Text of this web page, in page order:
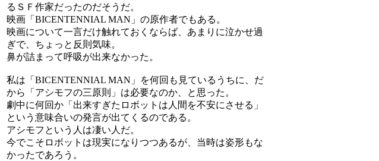
るＳＦ作家だったのだそうだ。
映画「BICENTENNIAL MAN」の原作者でもある。
映画について一言だけ触れておくならば、あまりに泣かせ過
ぎで、ちょっと反則気味。
鼻が詰まって呼吸が出来なかった。
私は「BICENTENNIAL MAN」を何回も見ているうちに、だ
から「アシモフの三原則」は必要なのか、と思った。
劇中に何回か「出来すぎたロボットは人間を不安にさせる」
という意味合いの発言が出てくるのである。
アシモフという人は凄い人だ。
今でこそロボットは現実になりつつあるが、当時は姿形もな
かったであろう。